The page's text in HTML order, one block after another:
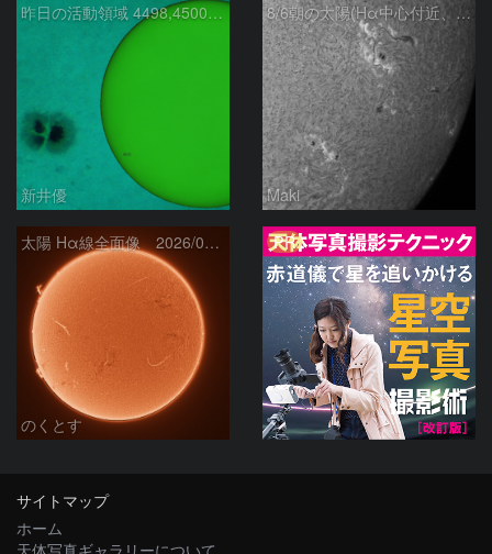
昨日の活動領域 4498,4500：2026/08/05
新井優
8/6朝の太陽(Hα中心付近、4498、4502付近)
Maki
太陽 Hα線全面像 2026/08/06
のくとす
PR
サイトマップ
ホーム
天体写真ギャラリーについて